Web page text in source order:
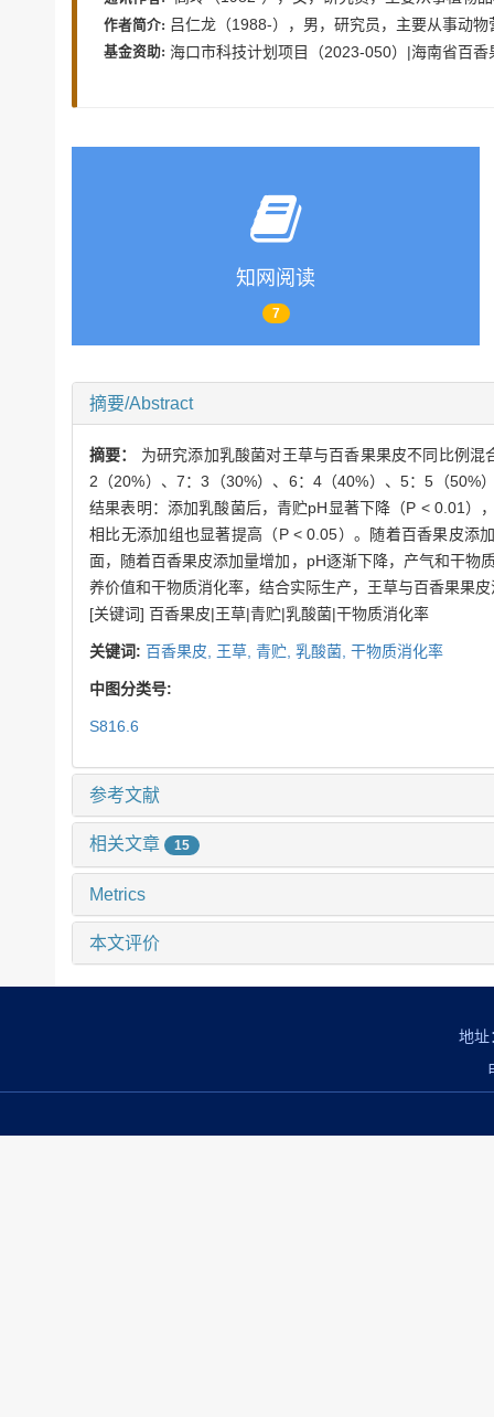
作者简介: 吕仁龙（1988-），男，研究员，主要从事动
基金资助: 海口市科技计划项目（2023-050）|海南省百
知网阅读
7
摘要/Abstract
摘要： 为研究添加乳酸菌对王草与百香果果皮不同比例
2（20%）、7：3（30%）、6：4（40%）、5：5（50%
结果表明：添加乳酸菌后，青贮pH显著下降（P < 0.01）
相比无添加组也显著提高（P < 0.05）。随着百香果皮添
面，随着百香果皮添加量增加，pH逐渐下降，产气和干物
养价值和干物质消化率，结合实际生产，王草与百香果果
[关键词] 百香果皮|王草|青贮|乳酸菌|干物质消化率
关键词: 百香果皮, 王草, 青贮, 乳酸菌, 干物质消化率
中图分类号:
S816.6
参考文献
相关文章 15
Metrics
本文评价
地